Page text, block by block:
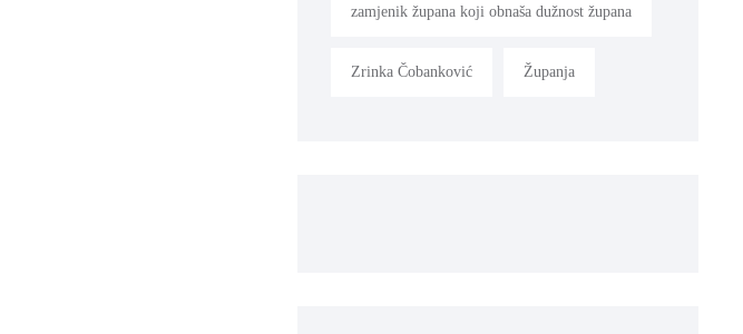
zamjenik župana koji obnaša dužnost župana
Zrinka Čobanković Županja